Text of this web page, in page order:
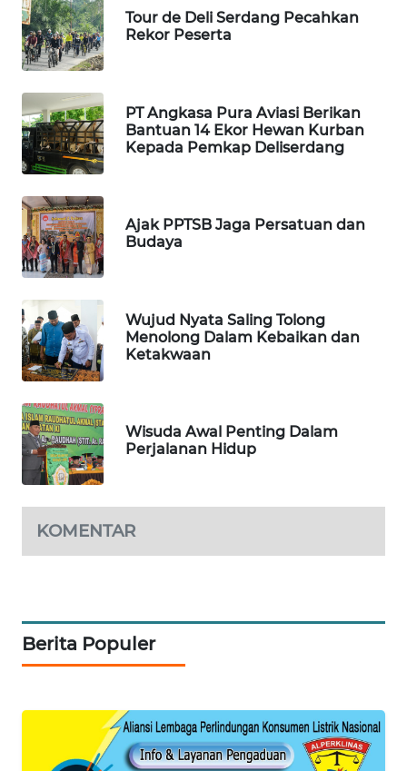
Tour de Deli Serdang Pecahkan
Rekor Peserta
PT Angkasa Pura Aviasi Berikan
Bantuan 14 Ekor Hewan Kurban
Kepada Pemkap Deliserdang
Ajak PPTSB Jaga Persatuan dan
Budaya
Wujud Nyata Saling Tolong
Menolong Dalam Kebaikan dan
Ketakwaan
Wisuda Awal Penting Dalam
Perjalanan Hidup
KOMENTAR
Berita Populer
NEWS
METRO
NEWS
METRO
MEDAN
METRO
JAKARTA
NEWS
KRT
NEWS
NEWS
JURNAL
MARITIM
HUMBANG
FISUELRI